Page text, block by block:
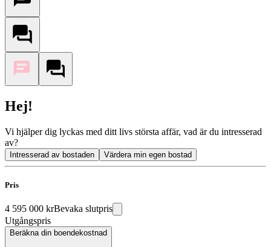
Hej!
Vi hjälper dig lyckas med ditt livs största affär, vad är du intresserad
av?
Intresserad av bostaden Värdera min egen bostad
Pris
4 595 000 krBevaka slutpris
Utgångspris
Beräkna din boendekostnad